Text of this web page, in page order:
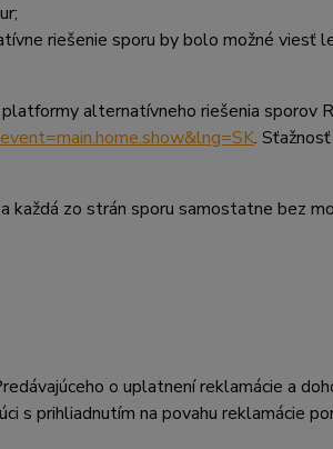
riešenie sporu by bolo možné viesť
alternatívneho riešenia sporov
.
zo strán sporu samostatne bez
o uplatnení reklamácie a
s prihliadnutím na povahu reklamácie